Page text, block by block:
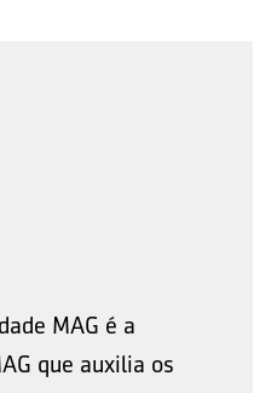
MAG é a
que auxilia os